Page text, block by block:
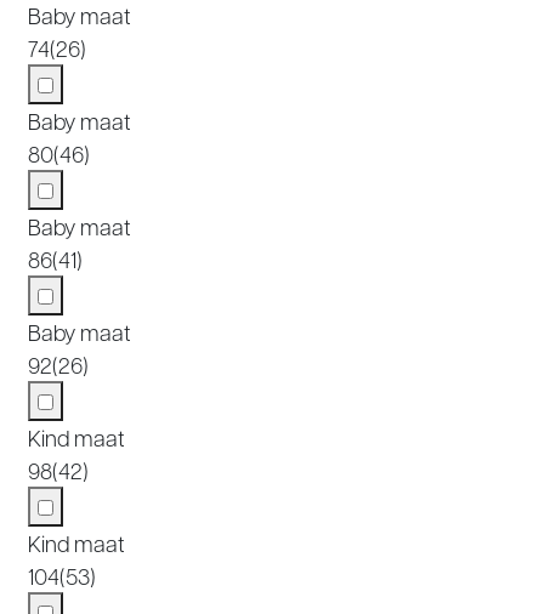
Baby maat
74(26)
Baby maat
80(46)
Baby maat
86(41)
Baby maat
92(26)
Kind maat
98(42)
Kind maat
104(53)